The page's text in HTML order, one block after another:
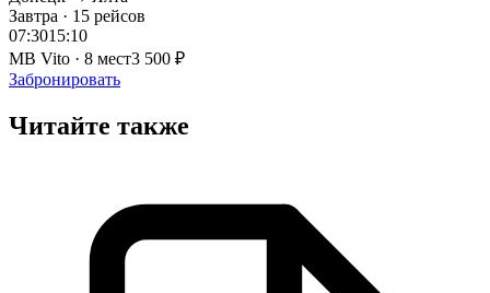
Завтра · 15 рейсов
07:3015:10
MB Vito · 8 мест3 500 ₽
Забронировать
Читайте также